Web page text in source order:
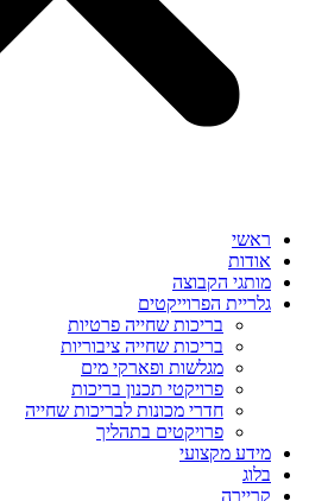
ראשי
אודות
מותגי הקבוצה
גלריית הפרוייקטים
בריכות שחייה פרטיות
בריכות שחייה ציבוריות
מגלשות ופארקי מים
פרויקטי תכנון בריכות
חדרי מכונות לבריכות שחייה
פרויקטים בתהליך
מידע מקצועי
בלוג
קריירה